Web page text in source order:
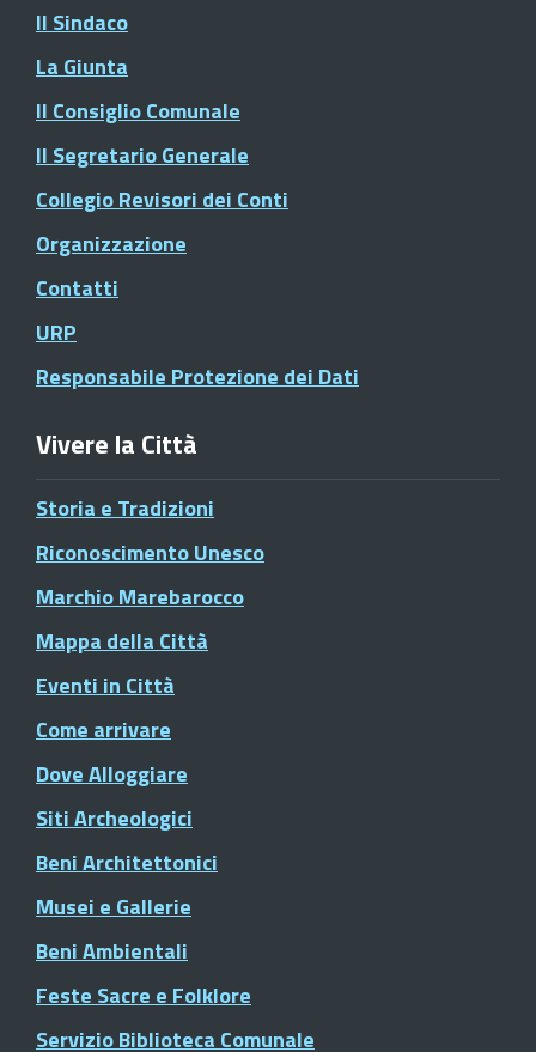
Il Sindaco
La Giunta
Il Consiglio Comunale
Il Segretario Generale
Collegio Revisori dei Conti
Organizzazione
Contatti
URP
Responsabile Protezione dei Dati
Vivere la Città
Storia e Tradizioni
Riconoscimento Unesco
Marchio Marebarocco
Mappa della Città
Eventi in Città
Come arrivare
Dove Alloggiare
Siti Archeologici
Beni Architettonici
Musei e Gallerie
Beni Ambientali
Feste Sacre e Folklore
Servizio Biblioteca Comunale